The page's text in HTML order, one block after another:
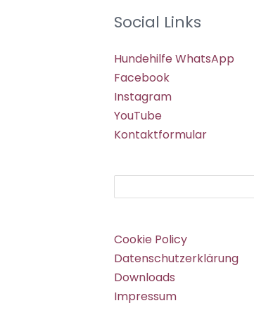
Social Links
Hundehilfe WhatsApp
Facebook
Instagram
YouTube
Kontaktformular
Cookie Policy
Datenschutzerklärung
Downloads
Impressum